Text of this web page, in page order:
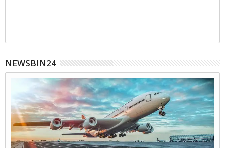
NEWSBIN24